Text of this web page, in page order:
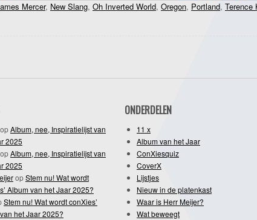
Mercer, New Slang, Oh Inverted World, Oregon, Portland, Terence
opAlbum, nee, Inspiratielijst van
2025
opAlbum, nee, Inspiratielijst van
2025
opStem nu! Wat wordt
Album van het Jaar 2025?
Stem nu! Wat wordt conXies’
het Jaar 2025?
ONDERDELEN
11 x
Album van het Jaar
ConXiesquiz
CoverX
Lijstjes
Nieuw in de platenkast
Waar is Herr Meijer?
Wat beweegt